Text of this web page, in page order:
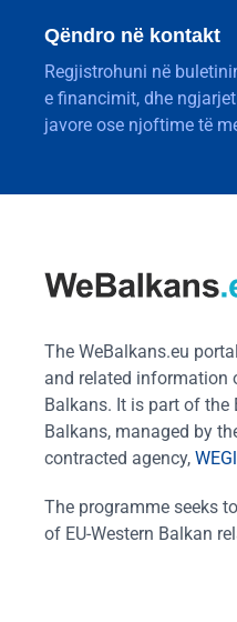
Qëndro në kontakt
Regjistrohuni në
e financimit, dhe
javore ose njoftime të
The WeBalkans.eu
and related information
Balkans. It is part of the
Balkans, managed by
contracted agency,
The programme seeks
of EU-Western Balkan